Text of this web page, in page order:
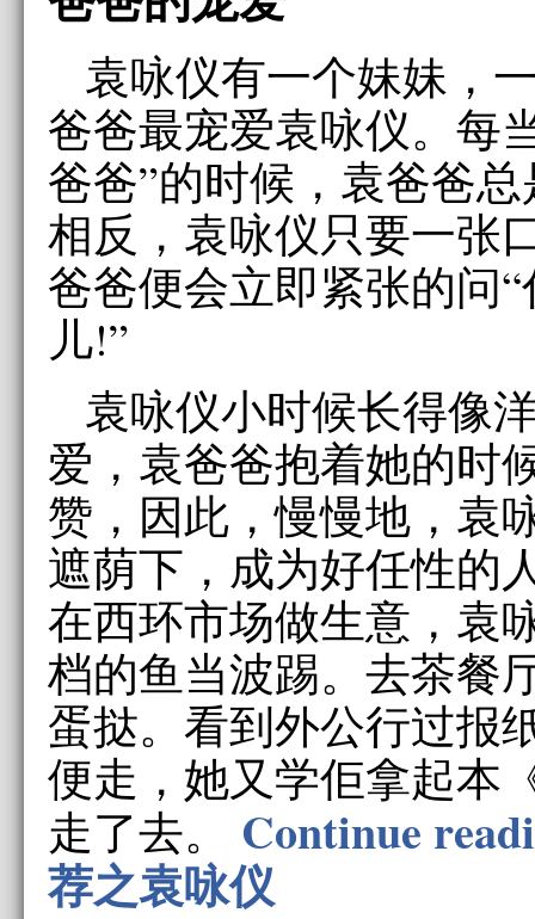
袁咏仪有一个妹妹，
爸爸最宠爱袁咏仪。每
爸爸”的时候，袁爸爸
相反，袁咏仪只要一张
爸爸便会立即紧张的问
儿!”
袁咏仪小时候长得像
爱，袁爸爸抱着她的时
赞，因此，慢慢地，袁
遮荫下，成为好任性的
在西环市场做生意，袁
档的鱼当波踢。去茶餐
蛋挞。看到外公行过报
便走，她又学佢拿起本
走了去。 Continue
荐之袁咏仪